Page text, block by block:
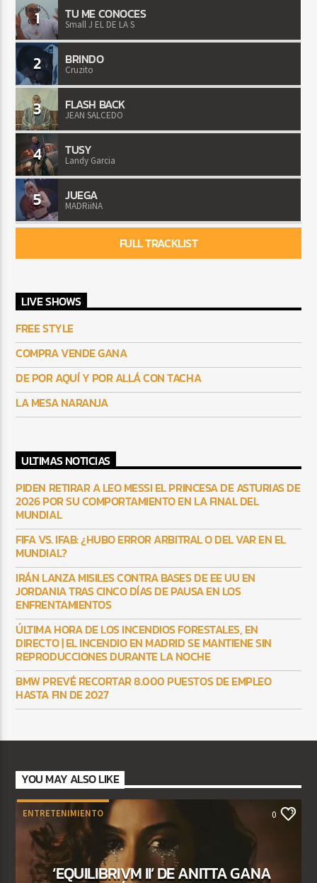
1 TU ME CONOCES
Small J EL DE LA S
2 BRINDO
Cruzito
3 FLASH BACK
JEAN SALCEDO
4 TUSY
Landy Garcia
5 JUEGA
MADRiiNA
FULL TRACKLIST
LIVE SHOWS
FREE STYLE
COMPRA VENDE GANA
DE POR AQUÍ Y POR ALLÁ CON TACHA
LA MESA NARANJA
ULTIMAS NOTICIAS
PIDEN RETIRAR A LEO MESSI EL PRINCESA DE ASTURIAS DE
2026 POR SU COMPORTAMIENTO EN LA FINAL DEL
MUNDIAL
FIFA VS. IFAB: ¿HUBO ERROR ARBITRAL O DEL VAR EN EL
MUNDIAL?
IRÁN LANZA MISILES CONTRA BASES DE EE UU EN
JORDANIA TRAS CINCO DÍAS DE PAUSA EN LOS
ENFRENTAMIENTOS
ÚLTIMA HORA DE LOS INCENDIOS FORESTALES, EN
DIRECTO | EL INCENDIO EN MADRID SE MANTIENE SIN
REPRODUCCIONES DURANTE LA NOCHE
BMW PREVÉ RECORTAR 8.000 PUESTOS DE EMPLEO
HASTA FIN DE 2027
YOU MAY ALSO LIKE
ENTRETENIMIENTO 0
‘EQUILIBRIVM II’ DE ANITTA GANA